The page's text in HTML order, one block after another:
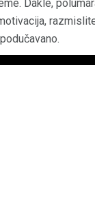
Dakle,